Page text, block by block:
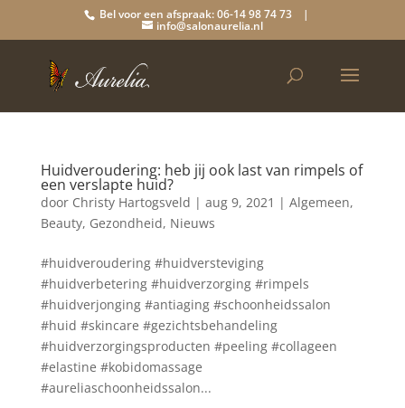
Bel voor een afspraak: 06-14 98 74 73 |
info@salonaurelia.nl
Huidveroudering: heb jij ook last van rimpels of
een verslapte huid?
door Christy Hartogsveld | aug 9, 2021 | Algemeen,
Beauty, Gezondheid, Nieuws
#huidveroudering #huidversteviging
#huidverbetering #huidverzorging #rimpels
#huidverjonging #antiaging #schoonheidssalon
#huid #skincare #gezichtsbehandeling
#huidverzorgingsproducten #peeling #collageen
#elastine #kobidomassage
#aureliaschoonheidssalon...